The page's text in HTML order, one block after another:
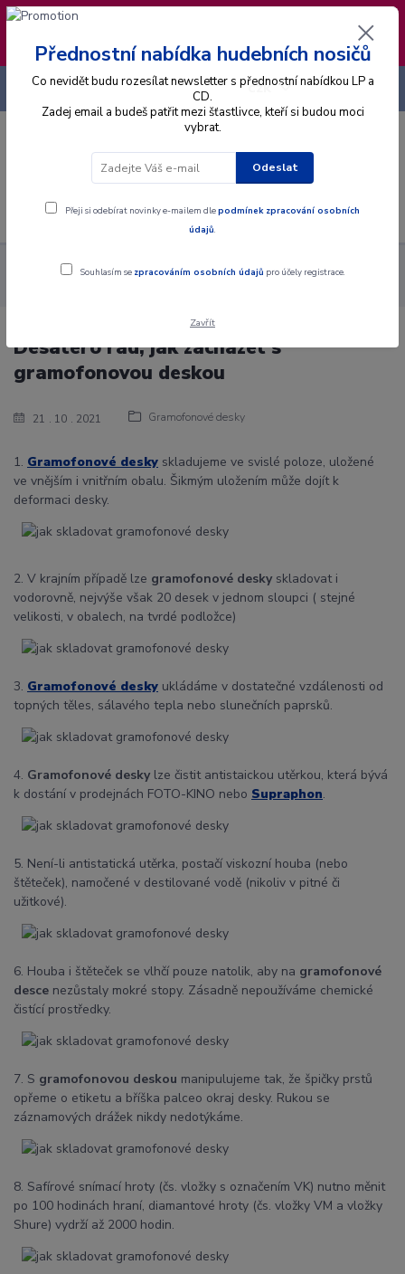
❣️ Od 4.8. do 13.8. čerpám dovolenou. Datum
expedice objednávek se posouvá na pátek
14.8.2026 🐋
Menu
CZK
+420 725 736 293
Blog Gramofonové desky
Desatero rad, jak zacházet s
21 10 2021 Gramofonové desky
Desatero rad, jak zacházet s
gramofonovou deskou
1. Gramofonové desky skladujeme ve svislé poloze, uložené
ve vnějším i vnitřním obalu. Šikmým uložením může dojít k
deformaci desky.
2. V krajním případě lze gramofonové desky skladovat i
vodorovně, nejvýše však 20 desek v jednom sloupci ( stejné
velikosti, v obalech, na tvrdé podložce)
3. Gramofonové desky ukládáme v dostatečné vzdálenosti od
topných těles, sálavého tepla nebo slunečních paprsků.
4. Gramofonové desky lze čistit antistaickou utěrkou, která bývá
k dostání v prodejnách FOTO-KINO nebo Supraphon.
5. Není-li antistatická utěrka, postačí viskozní houba (nebo
štěteček), namočené v destilované vodě (nikoliv v pitné či
užitkové).
6. Houba i štěteček se vlhčí pouze natolik, aby na gramofonové
desce nezůstaly mokré stopy. Zásadně nepoužíváme chemické
čistící prostředky.
7. S gramofonovou deskou manipulujeme tak, že špičky prstů
opřeme o etiketu a bříška palceo okraj desky. Rukou se
záznamových drážek nikdy nedotýkáme.
8. Safírové snímací hroty (čs. vložky s označením VK) nutno měnit
po 100 hodinách hraní, diamantové hroty (čs. vložky VM a vložky
Shure) vydrží až 2000 hodin.
Přednostní nabídka hudebních nosičů
Co nevidět budu rozesílat newsletter s přednostní nabídkou LP a
CD.
Zadej email a budeš patřit mezi šťastlivce, kteří si budou moci
vybrat.
Odeslat
Přeji si odebírat novinky e-mailem dlepodmínek zpracování osobních
údajů.
Souhlasím se zpracováním osobních údajů pro účely registrace.
Zavřít